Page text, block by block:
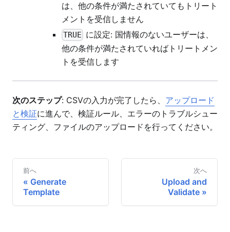
は、他の条件が満たされていてもトリート
メントを受信しません
TRUE に設定: 国情報のないユーザーは、
他の条件が満たされていればトリートメン
トを受信します
次のステップ: CSVの入力が完了したら、 アップロード
と検証に進んで、検証ルール、エラーのトラブルシュー
ティング、ファイルのアップロードを行ってください。
前へ
Generate
Template
次へ
Upload and
Validate